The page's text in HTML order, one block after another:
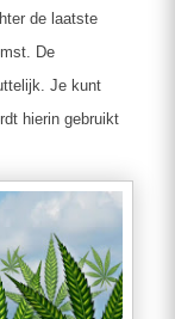
de laatste
De
Je kunt
hierin gebruikt